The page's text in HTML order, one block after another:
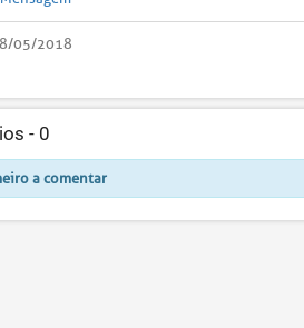
05/2018
- 0
a comentar